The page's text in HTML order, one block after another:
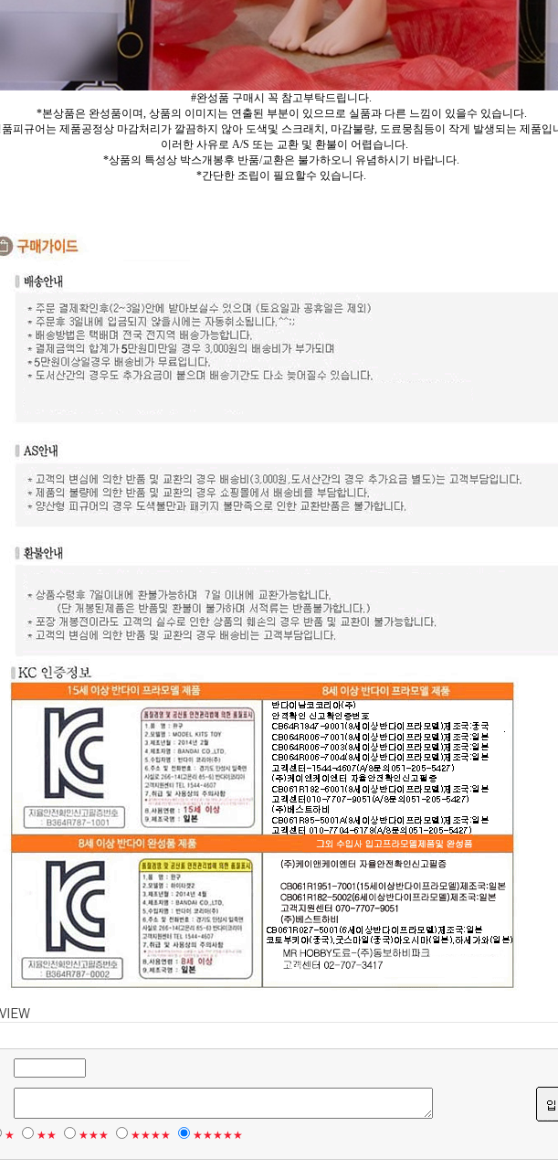
#완성품 구매시 꼭 참고부탁드립니다.
*본상품은 완성품이며, 상품의 이미지는 연출된 부분이 있으므로 실품과 다른 느낌이 있을수 있습니다.
피규어는 제품공정상 마감처리가 깔끔하지 않아 도색및 스크래치, 마감불량, 도료뭉침등이 작게 발생되는 제품입
이러한 사유로 A/S 또는 교환 및 환불이 어렵습니다.
*상품의 특성상 박스개봉후 반품/교환은 불가하오니 유념하시기 바랍니다.
*간단한 조립이 필요할수 있습니다.
★ ★★ ★★★ ★★★★ ★★★★★